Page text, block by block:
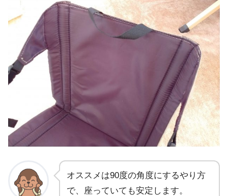
オススメは90度の角度にするやり方
で、座っていても安定します。